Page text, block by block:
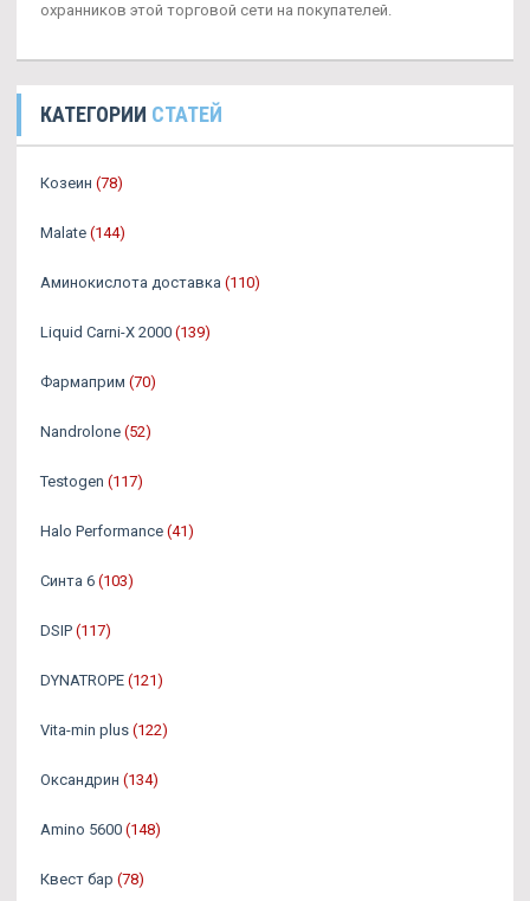
охранников этой торговой сети на покупателей.
КАТЕГОРИИ СТАТЕЙ
Козеин (78)
Malate (144)
Аминокислота доставка (110)
Liquid Carni-X 2000 (139)
Фармаприм (70)
Nandrolone (52)
Testogen (117)
Halo Performance (41)
Синта 6 (103)
DSIP (117)
DYNATROPE (121)
Vita-min plus (122)
Оксандрин (134)
Amino 5600 (148)
Квест бар (78)